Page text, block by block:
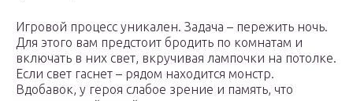
Игровой процесс уникален. Задача – пережить ночь.
Для этого вам предстоит бродить по комнатам и
включать в них свет, вкручивая лампочки на потолке.
Если свет гаснет – рядом находится монстр.
Вдобавок, у героя слабое зрение и память, что